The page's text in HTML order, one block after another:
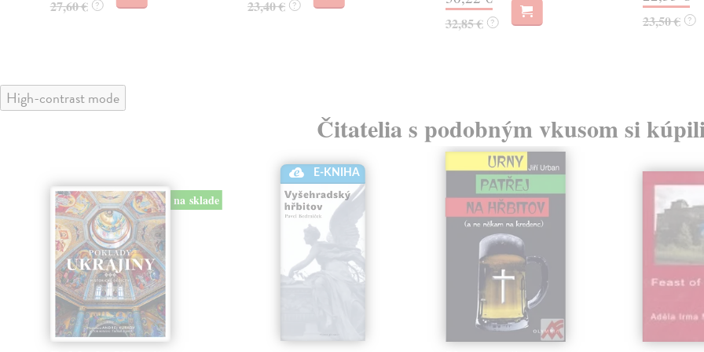
27,60 € ? 23,40 € ?
32,85 € ? 23,50 € ?
High-contrast mode
Čitatelia s podobným vkusom si
na sklade
E-KNIHA